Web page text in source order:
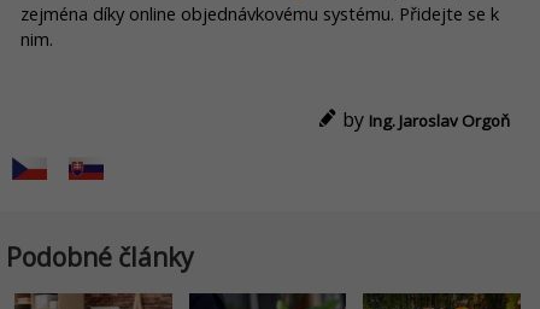
zejména díky online objednávkovému systému. Přidejte se k
nim.
by Ing. Jaroslav Orgoň
Podobné články